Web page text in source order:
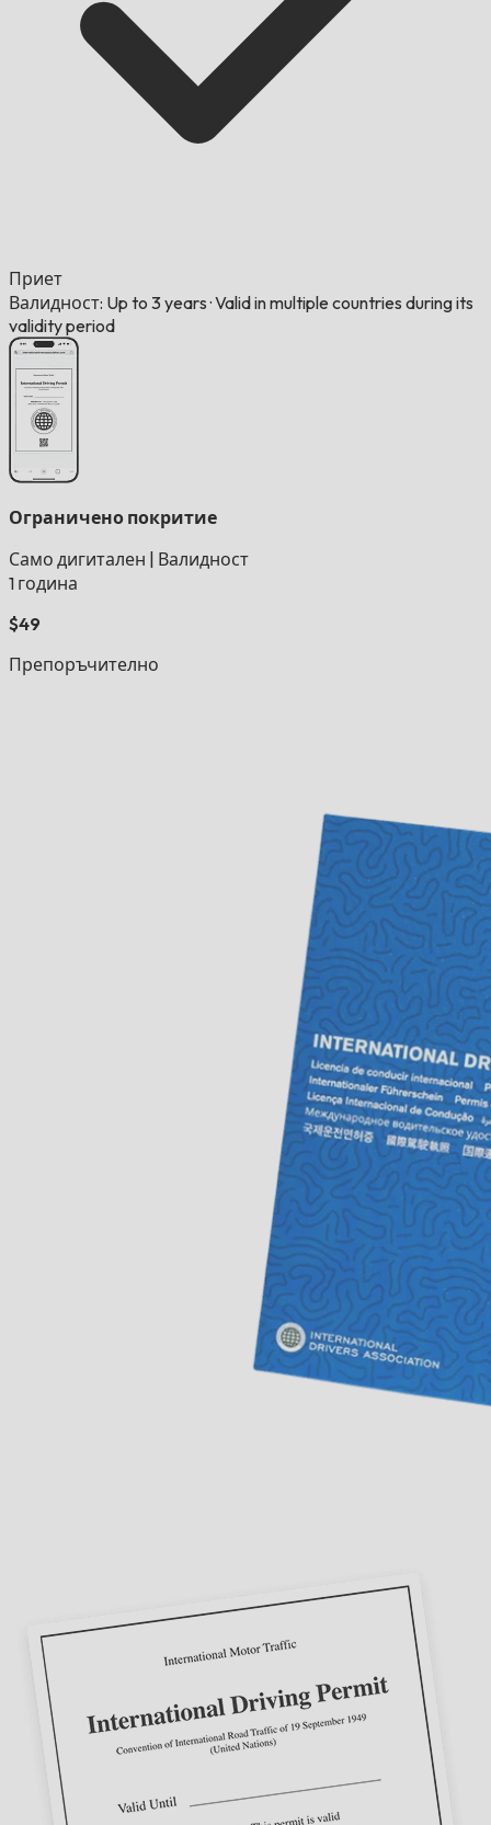
Приет
Валидност: Up to 3 years ·Valid in multiple countries during its
validity period
Ограничено покритие
Само дигитален
Валидност
1 година
$49
Препоръчително